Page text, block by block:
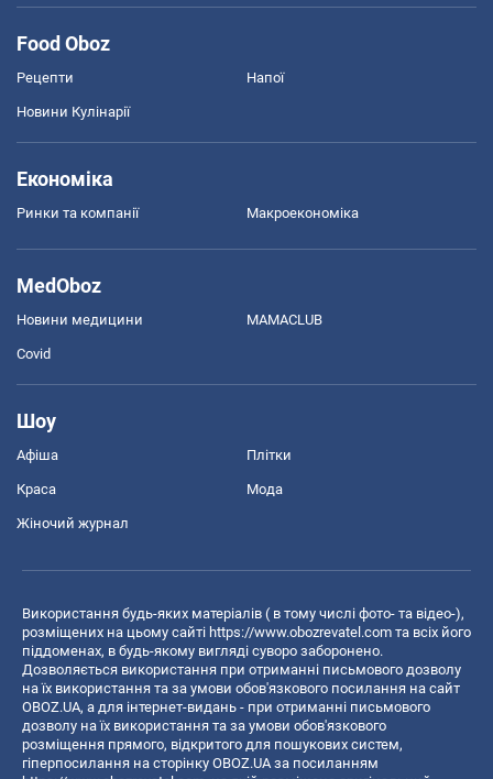
Food Oboz
Рецепти Напої
Новини Кулінарії
Економіка
Ринки та компанії Макроекономіка
MedOboz
Новини медицини MAMACLUB
Covid
Шоу
Афіша Плітки
Краса Мода
Жіночий журнал
Використання будь-яких матеріалів ( в тому числі фото- та відео-),
розміщених на цьому сайті https://www.obozrevatel.com та всіх його
піддоменах, в будь-якому вигляді суворо заборонено.
Дозволяється використання при отриманні письмового дозволу
на їх використання та за умови обов'язкового посилання на сайт
OBOZ.UA, а для інтернет-видань - при отриманні письмового
дозволу на їх використання та за умови обов'язкового
розміщення прямого, відкритого для пошукових систем,
гіперпосилання на сторінку OBOZ.UA за посиланням